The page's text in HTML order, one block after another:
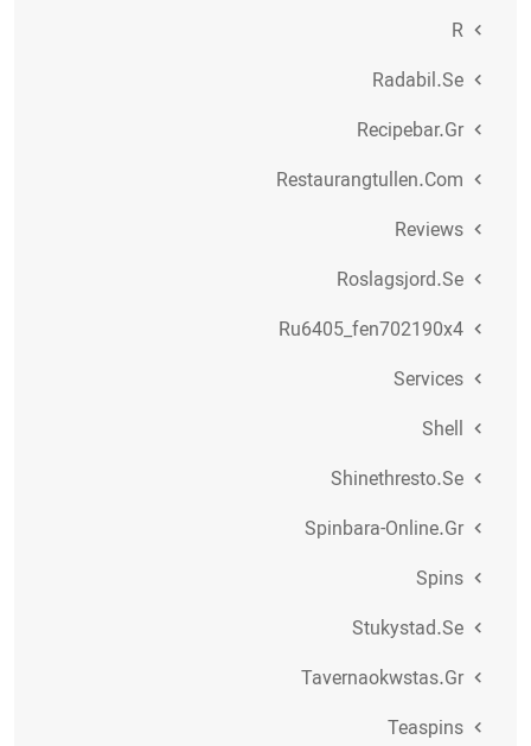
R
Radabil.se
Recipebar.gr
Restaurangtullen.com
Reviews
Roslagsjord.se
Ru6405_fen702190x4
Services
Shell
Shinethresto.se
Spinbara-Online.gr
Spins
Stukystad.se
Tavernaokwstas.gr
Teaspins